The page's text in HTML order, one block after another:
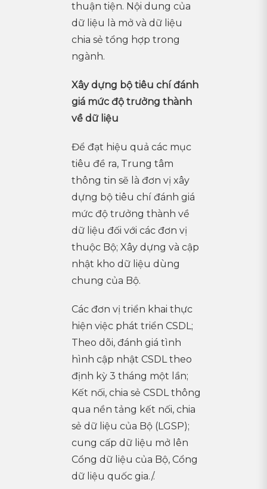
thuận tiện. Nội dung của
dữ liệu là mở và dữ liệu
chia sẻ tổng hợp trong
ngành.
Xây dựng bộ tiêu chí đánh
giá mức độ trưởng thành
về dữ liệu
Để đạt hiệu quả các mục
tiêu đề ra, Trung tâm
thông tin sẽ là đơn vị xây
dựng bộ tiêu chí đánh giá
mức độ trưởng thành về
dữ liệu đối với các đơn vị
thuộc Bộ; Xây dựng và cập
nhật kho dữ liệu dùng
chung của Bộ.
Các đơn vị triển khai thực
hiện việc phát triển CSDL;
Theo dõi, đánh giá tình
hình cập nhật CSDL theo
định kỳ 3 tháng một lần;
Kết nối, chia sẻ CSDL thông
qua nền tảng kết nối, chia
sẻ dữ liệu của Bộ (LGSP);
cung cấp dữ liệu mở lên
Cổng dữ liệu của Bộ, Cổng
dữ liệu quốc gia./.